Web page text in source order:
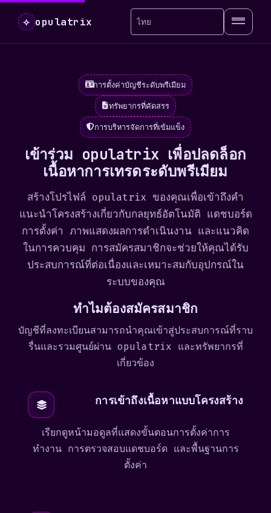
⟡ opulatrix
การตั้งค่าบัญชีระดับพรีเมียม
ทรัพยากรที่คัดสรร
การบริหารจัดการที่เข้มแข็ง
เข้าร่วม opulatrix เพื่อปลดล็อก
เนื้อหาการเทรดระดับพรีเมียม
สร้างโปรไฟล์ opulatrix ของคุณเพื่อเข้าถึงคำ
แนะนำโครงสร้างเกี่ยวกับกลยุทธ์อัตโนมัติ แดชบอร์ด
การตั้งค่า ภาพแสดงผลการดำเนินงาน และแนวคิด
ในการควบคุม การสมัครสมาชิกจะช่วยให้คุณได้รับ
ประสบการณ์ที่ต่อเนื่องและเหมาะสมกับอุปกรณ์ใน
ระบบของคุณ
ทำไมต้องสมัครสมาชิก
บัญชีที่ลงทะเบียนสามารถนำคุณเข้าสู่ประสบการณ์ที่ราบ
รื่นและรวมศูนย์ผ่าน opulatrix และทรัพยากรที่
เกี่ยวข้อง
การเข้าถึงเนื้อหาแบบโครงสร้าง
เรียกดูหน้ามอดูลที่แสดงขั้นตอนการตั้งค่าการ
ทำงาน การตรวจสอบแดชบอร์ด และพื้นฐานการ
ตั้งค่า